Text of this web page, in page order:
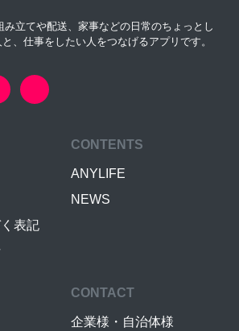
立てや配送、家事などの日常のちょっとし
、仕事をしたい人をつなげるアプリです。
表記
CONTENTS
ANYLIFE
NEWS
CONTACT
企業様・自治体様